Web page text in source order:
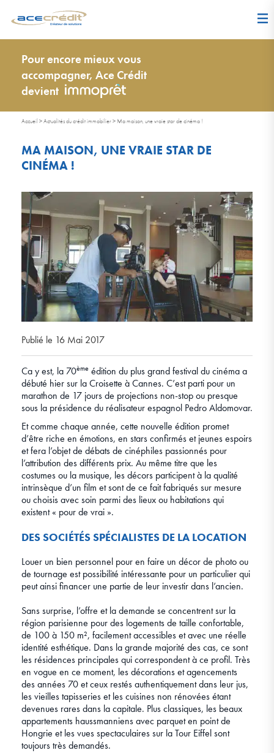
Pour encore mieux vous
accompagner, Ace Crédit
devient
Accueil >Actualités du crédit immobilier> Ma maison, une vraie star de cinéma !
MA MAISON, UNE VRAIE STAR DE
CINÉMA !
Publié le 16 Mai 2017
Ca y est, la 70ème édition du plus grand festival du cinéma a
débuté hier sur la Croisette à Cannes. C’est parti pour un
marathon de 17 jours de projections non-stop ou presque
sous la présidence du réalisateur espagnol Pedro Aldomovar.
Et comme chaque année, cette nouvelle édition promet
d’être riche en émotions, en stars confirmés et jeunes espoirs
et fera l’objet de débats de cinéphiles passionnés pour
l’attribution des différents prix. Au même titre que les
costumes ou la musique, les décors participent à la qualité
intrinsèque d’un film et sont de ce fait fabriqués sur mesure
ou choisis avec soin parmi des lieux ou habitations qui
existent « pour de vrai ».
DES SOCIÉTÉS SPÉCIALISTES DE LA LOCATION
Louer un bien personnel pour en faire un décor de photo ou
de tournage est possibilité intéressante pour un particulier qui
peut ainsi financer une partie de leur investir dans l’ancien.
Sans surprise, l’offre et la demande se concentrent sur la
région parisienne pour des logements de taille confortable,
de 100 à 150 m², facilement accessibles et avec une réelle
identité esthétique. Dans la grande majorité des cas, ce sont
les résidences principales qui correspondent à ce profil. Très
en vogue en ce moment, les décorations et agencements
des années 70 et ceux restés authentiquement dans leur jus,
les vieilles tapisseries et les cuisines non rénovées étant
devenues rares dans la capitale. Plus classiques, les beaux
appartements haussmanniens avec parquet en point de
Hongrie et les vues spectaculaires sur la Tour Eiffel sont
toujours très demandés.